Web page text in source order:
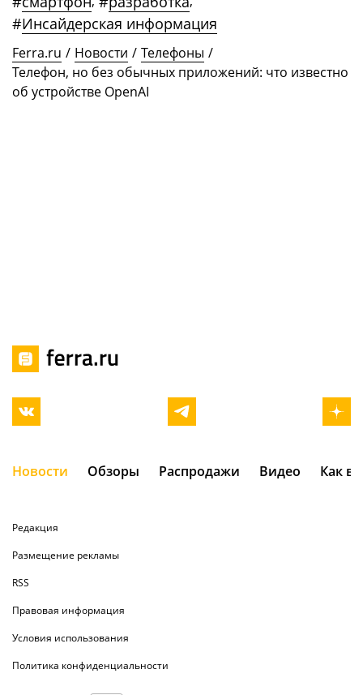
#Инсайдерская информация
Ferra.ru / Новости / Телефоны /
Телефон, но без обычных приложений: что известно
об устройстве OpenAI
Новости Обзоры Распродажи Видео Как
Редакция
Размещение рекламы
RSS
Правовая информация
Условия использования
Политика конфиденциальности